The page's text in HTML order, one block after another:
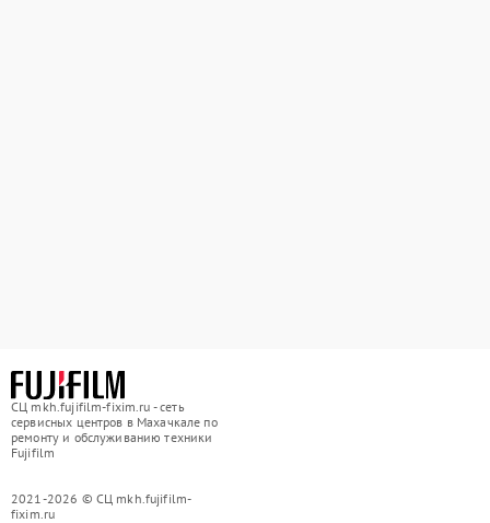
СЦ mkh.fujifilm-fixim.ru - сеть
сервисных центров в Махачкале по
ремонту и обслуживанию техники
Fujifilm
2021-2026 © СЦ mkh.fujifilm-
fixim.ru